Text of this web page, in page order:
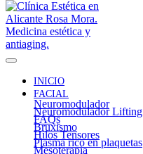
INICIO
FACIAL
Neuromodulador
Neuromodulador Lifting
FAQs
Bruxismo
Hilos Tensores
Plasma rico en plaquetas
Mesoterapia